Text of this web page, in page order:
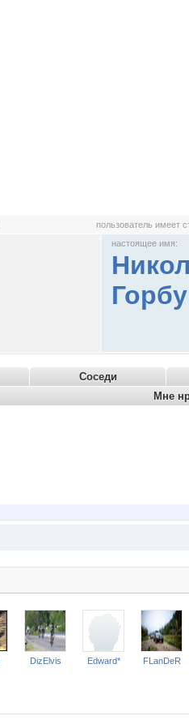
пользователь имеет
настоящее имя:
Соседи
Мне
DizElvis Edward* FLanDeR